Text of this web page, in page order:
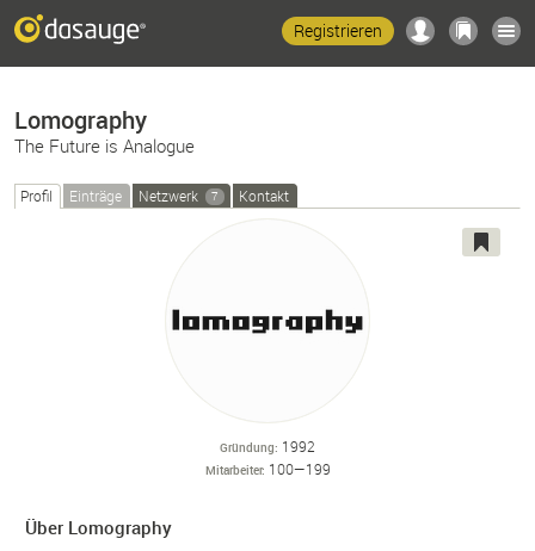
Registrieren
Lomography
The Future is Analogue
Profil Einträge Netzwerk 7 Kontakt
Gründung 1992
Mitarbeiter 100—199
Über Lomography